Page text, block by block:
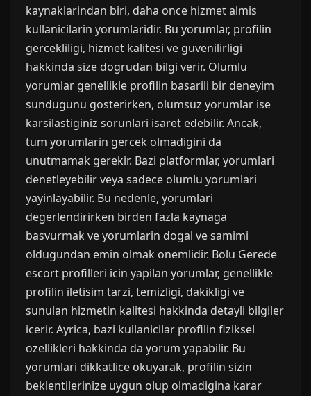
kaynaklarindan biri, daha once hizmet almis
kullanicilarin yorumlaridir. Bu yorumlar, profilin
gercekliligi, hizmet kalitesi ve guvenilirligi
hakkinda size dogrudan bilgi verir. Olumlu
yorumlar genellikle profilin basarili bir deneyim
sundugunu gosterirken, olumsuz yorumlar ise
karsilastiginiz sorunlari isaret edebilir. Ancak,
tum yorumlarin gercek olmadigini da
unutmamak gerekir. Bazi platformlar, yorumlari
denetleyebilir veya sadece olumlu yorumlari
yayinlayabilir. Bu nedenle, yorumlari
degerlendirirken birden fazla kaynaga
basvurmak ve yorumlarin dogal ve samimi
oldugundan emin olmak onemlidir. Bolu Gerede
escort profilleri icin yapilan yorumlar, genellikle
profilin iletisim tarzi, temizligi, dakikligi ve
sunulan hizmetin kalitesi hakkinda detayli bilgiler
icerir. Ayrica, bazi kullanicilar profilin fiziksel
ozellikleri hakkinda da yorum yapabilir. Bu
yorumlari dikkatlice okuyarak, profilin sizin
beklentilerinize uygun olup olmadigina karar